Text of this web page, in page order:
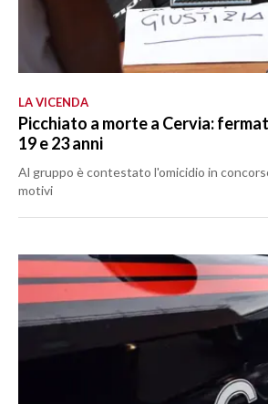
LA VICENDA
Picchiato a morte a Cervia:
19 e 23 anni
Al gruppo è contestato l'omicidio in
motivi